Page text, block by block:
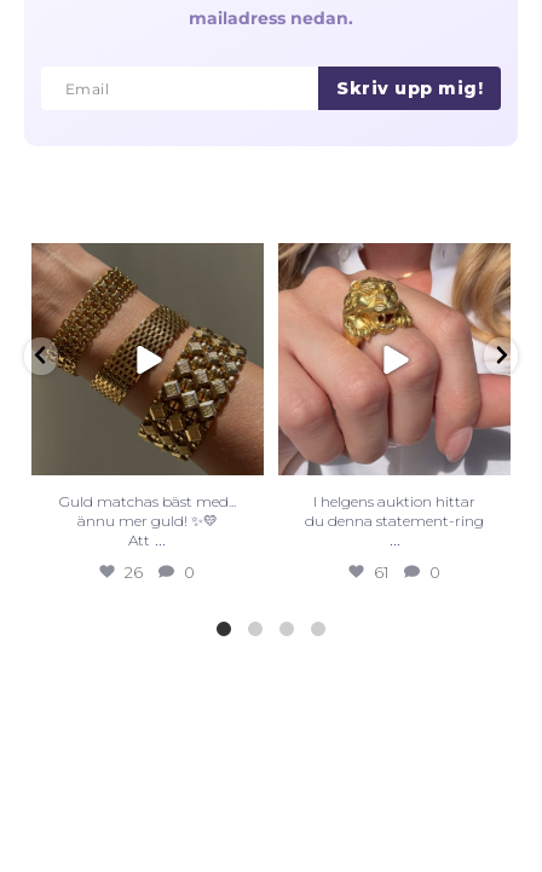
mailadress nedan.
Email
Email Skriv upp mig!
Guld matchas bäst med...
ännu mer guld! ✨💛
Att ...
26 0
I helgens auktion hittar
du denna statement-ring
...
61 0